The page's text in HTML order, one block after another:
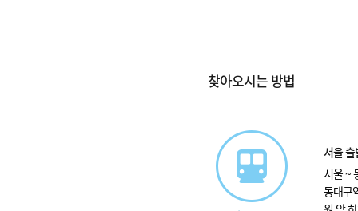
찾아오시는 방법
서울 출
서울 ~
동대구